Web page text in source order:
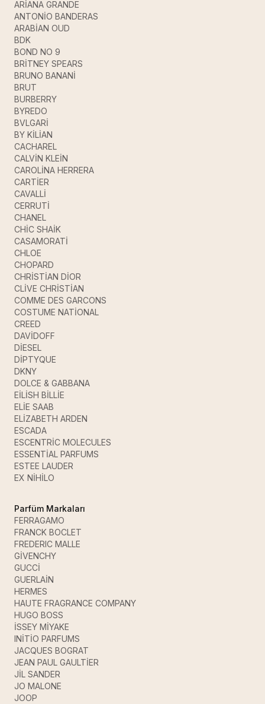
ARİANA GRANDE
ANTONİO BANDERAS
ARABİAN OUD
BDK
BOND NO 9
BRİTNEY SPEARS
BRUNO BANANİ
BRUT
BURBERRY
BYREDO
BVLGARİ
BY KİLİAN
CACHAREL
CALVİN KLEİN
CAROLİNA HERRERA
CARTİER
CAVALLİ
CERRUTİ
CHANEL
CHİC SHAİK
CASAMORATİ
CHLOE
CHOPARD
CHRİSTİAN DİOR
CLİVE CHRİSTİAN
COMME DES GARCONS
COSTUME NATİONAL
CREED
DAVİDOFF
DİESEL
DİPTYQUE
DKNY
DOLCE & GABBANA
EİLİSH BİLLİE
ELİE SAAB
ELİZABETH ARDEN
ESCADA
ESCENTRİC MOLECULES
ESSENTİAL PARFUMS
ESTEE LAUDER
EX NİHİLO
Parfüm Markaları
FERRAGAMO
FRANCK BOCLET
FREDERIC MALLE
GİVENCHY
GUCCİ
GUERLAİN
HERMES
HAUTE FRAGRANCE COMPANY
HUGO BOSS
İSSEY MİYAKE
INİTİO PARFUMS
JACQUES BOGRAT
JEAN PAUL GAULTİER
JİL SANDER
JO MALONE
JOOP